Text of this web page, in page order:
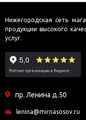
Нижегородская сеть
продукции высокого
услуг.
пр. Ленина д.50
lenina@mirnasosov.ru